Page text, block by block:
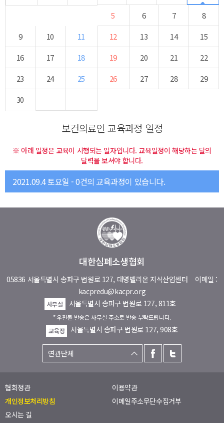
5 6 7
8
9
10 11 12 13 14
15
16
17 18 19 20 21
22
23
24 25 26 27 28
29
30
보건의료인 교육과정 일정
※ 아래 일정은 교육이 시행되는 일자입니다. 교육일정이 해당하는 달의
달력을 보셔야 합니다.
2021.09.4 토요일 - 0건의 교육과정이 있습니다.
대한심폐소생협회
05836 서울특별시 송파구 법원로 127, 대명벨리온 지식산업센터 이메일 :
kacpredu@kacpr.org
사무실 서울특별시 송파구 법원로 127, 811호
* 우편물 발송은 사무실 주소로 발송 부탁드립니다.
교육장
서울특별시 송파구 법원로 127, 908호
협회정관
이용약관
개인정보처리방침
이메일주소무단수집거부
오시는 길